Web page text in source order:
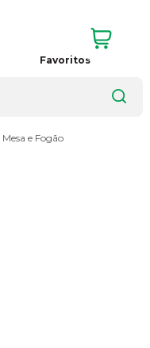
Favoritos
Mesa e Fogão